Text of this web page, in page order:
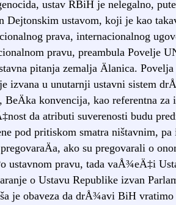
ustav RBiH je nelegalno,
Dejtonskim ustavom, koji je kao
prava, internacionalnog
pravu, preambula Povelje
pitanja zemalja Älanica.
izvana u unutarnji ustavni sistem
konvencija, kao referentna za
da atributi suverenosti budu
pod pritiskom smatra ništavnim,
ako su pregovarali o
ustavnom pravu, tada vaÅ¾eÄ‡i
o Ustavu Republike izvan
je obaveza da drÅ¾avi BiH